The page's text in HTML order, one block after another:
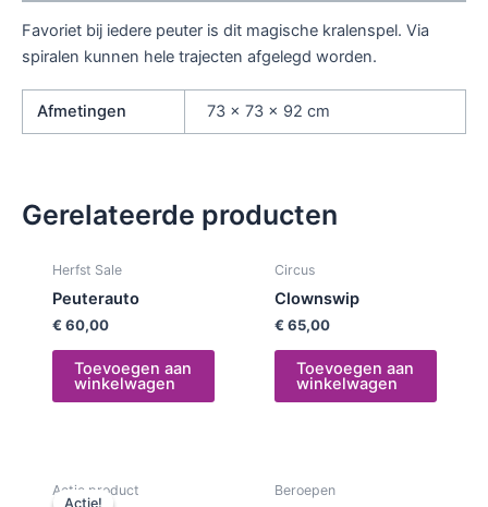
Favoriet bij iedere peuter is dit magische kralenspel. Via
spiralen kunnen hele trajecten afgelegd worden.
Afmetingen 73 × 73 × 92 cm
Gerelateerde producten
Herfst Sale
Peuterauto
€ 60,00
Toevoegen aan
winkelwagen
Circus
Clownswip
€ 65,00
Toevoegen aan
winkelwagen
Actie!
Actie!
Actie product
prijs
Beroepen